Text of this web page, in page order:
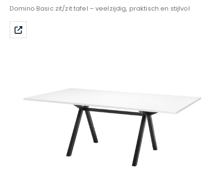
Domino Basic zit/zit tafel – veelzijdig, praktisch en stijlvol